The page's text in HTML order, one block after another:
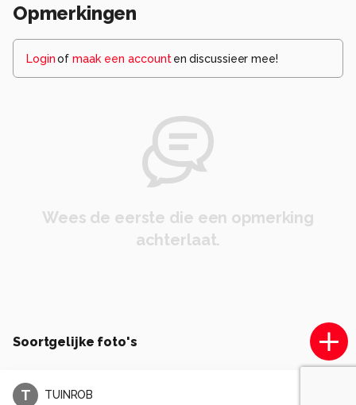
Opmerkingen
Loginof maak een account en discussieer mee!
Wees de eerste die een opmerking
achterlaat.
Soortgelijke foto's
T TUINROB